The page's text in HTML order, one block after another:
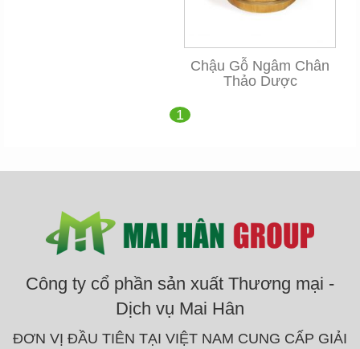
Chậu Gỗ Ngâm Chân
Thảo Dược
1
Công ty cổ phần sản xuất Thương mại -
Dịch vụ Mai Hân
ĐƠN VỊ ĐẦU TIÊN TẠI VIỆT NAM CUNG CẤP GIẢI